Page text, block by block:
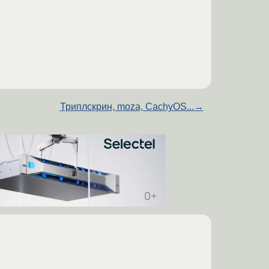
Триплскрин, moza, CachyOS... →